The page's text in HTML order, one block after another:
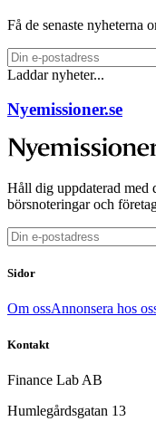
Få de senaste nyheterna
Laddar nyheter...
Nyemissioner.se
Håll dig uppdaterad med
börsnoteringar och
Sidor
Om ossAnnonsera hos
Kontakt
Finance Lab AB
Humlegårdsgatan 13